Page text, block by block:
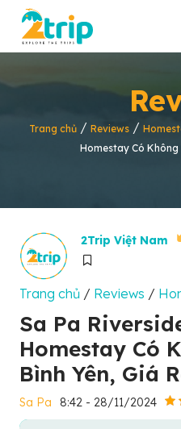
Trang chủ / Reviews /
Homestay Có Không
2Trip Việt Nam
Trang chủ / Reviews /
Sa Pa
Homestay Có
Bình Yên, Giá
Sa Pa 8:42 - 28/11/2024